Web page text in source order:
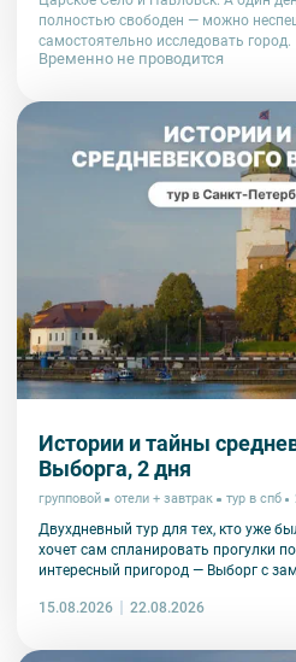
полностью свободен — можно
самостоятельно исследовать город.
Временно не проводится
Истории и тайны
Выборга, 2 дня
групповой отели + завтрак тур в спб
Двухдневный тур для тех, кто уже
хочет сам спланировать прогулки
интересный пригород — Выборг с
15.08.2026
22.08.2026